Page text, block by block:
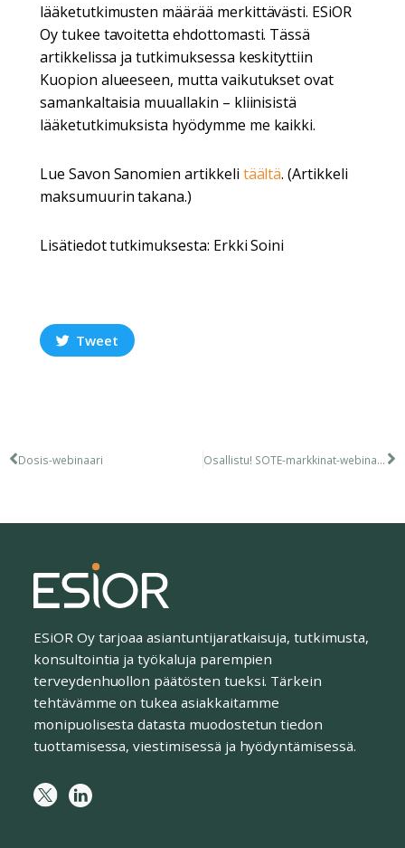
lääketutkimusten määrää merkittävästi. ESiOR
Oy tukee tavoitetta ehdottomasti. Tässä
artikkelissa ja tutkimuksessa keskityttiin
Kuopion alueeseen, mutta vaikutukset ovat
samankaltaisia muuallakin – kliinisistä
lääketutkimuksista hyödymme me kaikki.
Lue Savon Sanomien artikkeli täältä. (Artikkeli
maksumuurin takana.)
Lisätiedot tutkimuksesta: Erkki Soini
Tweet
Dosis-webinaari Osallistu! SOTE-markkinat-webinaari 19.12.
ESiOR Oy tarjoaa asiantuntijaratkaisuja, tutkimusta,
konsultointia ja työkaluja parempien
terveydenhuollon päätösten tueksi. Tärkein
tehtävämme on tukea asiakkaitamme
monipuolisesta datasta muodostetun tiedon
tuottamisessa, viestimisessä ja hyödyntämisessä.